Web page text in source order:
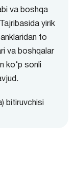
va boshqa
yirik
to
va boshqalar
ko‘p sonli
bitiruvchisi